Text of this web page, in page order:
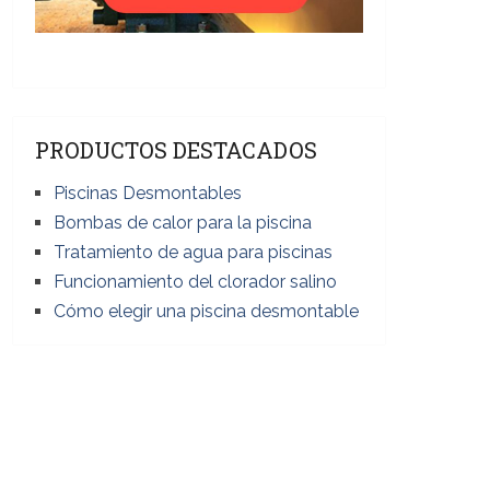
PRODUCTOS DESTACADOS
Piscinas Desmontables
Bombas de calor para la piscina
Tratamiento de agua para piscinas
Funcionamiento del clorador salino
Cómo elegir una piscina desmontable